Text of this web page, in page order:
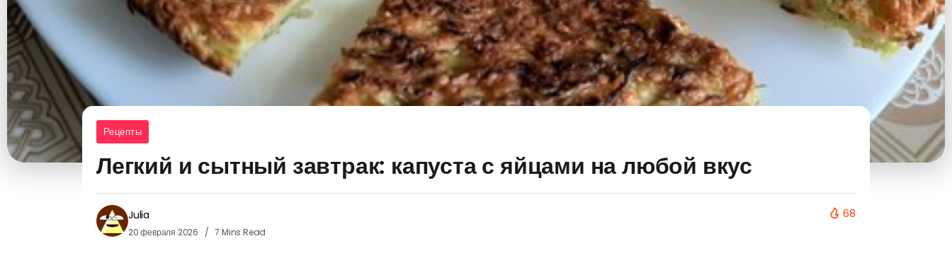
Рецепты
Легкий и сытный завтрак: капуста с яйцами на любой вкус
Julia
20 февраля 2026 7 Mins Read
68